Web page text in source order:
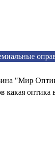
"Мир
какая